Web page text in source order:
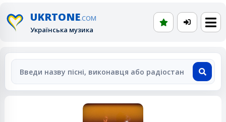
UKRTONE.COM
Українська музика